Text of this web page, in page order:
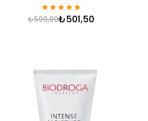
★★★★★
₺501,50
₺590,00